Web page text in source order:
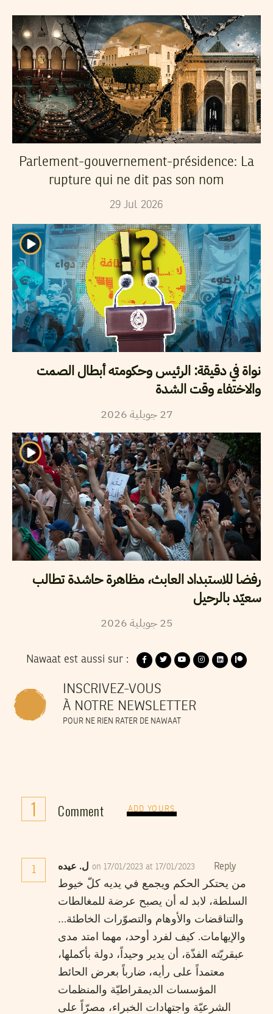
Parlement-gouvernement-présidence: La
rupture qui ne dit pas son nom
29 Jul 2026
نواة في دقيقة: الرئيس وحكومته أبطال الصمت
والاختفاء وقت الشدة
27 جويلية2026
رفضا للاستبداد العابث، مظاهرة حاشدة تطالب
سعيّد بالرحيل
25 جويلية2026
Nawaat est aussi sur :
INSCRIVEZ-VOUS
À NOTRE NEWSLETTER
POUR NE RIEN RATER DE NAWAAT
1 Comment ADD YOURS
1 ل. عيده on 17/01/2023 at 17/01/2023 Reply
من يحتكر الحكم ويجمع في يديه كلّ خيوط
السلطة، لابد له أن يصبح عرضة للمغالطات
والتناقضات والأوهام والتصوّرات الخاطئة…
والإيهامات. كيف لفرد أوحد، مهما امتد مدى
عبقريّته الفذّة، أن يدير وحيداً، دولة بأكملها،
معتمداً على رأيه، ضارباً بعرض الحائط
المؤسسات الديمقراطيّة والمنظمات
الشرعيّة واجتهادات الخبراء، مصرّاً على